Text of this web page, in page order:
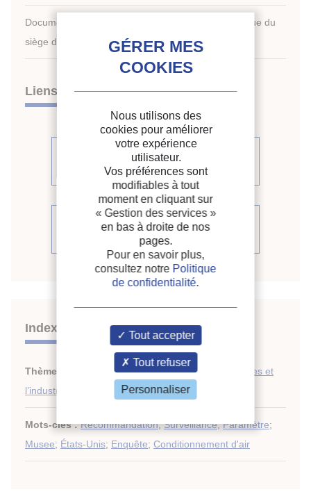
Document disponible en consultation à la bibliothèque du
siège de l'IIF uniquement.
Liens
Voir d'autres communications du
même compte rendu (34)
Voir le compte rendu de la
conférence
Indexation
Thèmes :
Conditionnement d’air dans les laboratoires et
l’industrie
Mots-clés :Recommandation;Surveillance;Paramètre;
Musee; États-Unis; Enquête; Conditionnement d'air
Nous utilisons des
cookies pour améliorer
votre expérience
utilisateur.
Vos préférences sont
modifiables à tout
moment en cliquant sur
« Gestion des services »
en bas à droite de nos
pages.
Pour en savoir plus,
consultez notre Politique
de confidentialité.
Tout accepter
Tout refuser
Personnaliser